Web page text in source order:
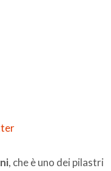
, che è uno dei pilastri